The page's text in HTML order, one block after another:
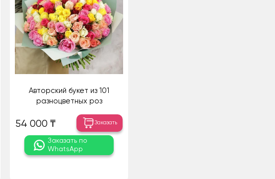
Авторский букет из 101
разноцветных роз
54 000 ₸ Заказать
Заказать по
WhatsApp